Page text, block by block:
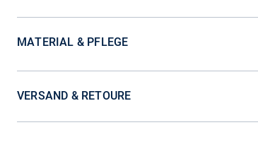
MATERIAL & PFLEGE
VERSAND & RETOURE